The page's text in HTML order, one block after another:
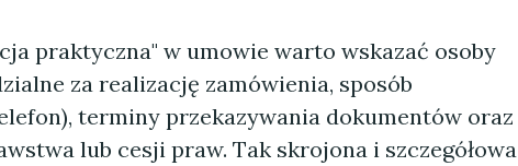
praktyczna" w umowie warto wskazać osoby
za realizację zamówienia, sposób
terminy przekazywania dokumentów oraz
lub cesji praw. Tak skrojona i szczegółowa